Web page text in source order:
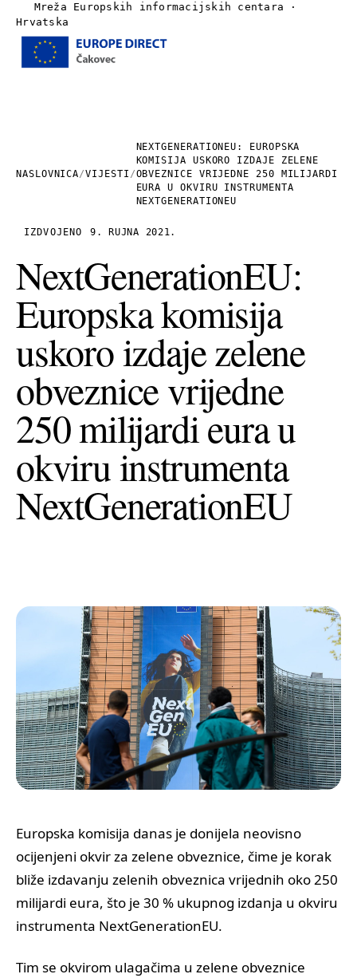
Mreža Europskih informacijskih centara ·
Hrvatska
Publikacije
Linkovi
Kontakt
+385 (0)40 374 016 info@europedirect-cakovec.eu
NASLOVNICA/VIJESTI /
NEXTGENERATIONEU: EUROPSKA
KOMISIJA USKORO IZDAJE ZELENE
OBVEZNICE VRIJEDNE 250 MILIJARDI
EURA U OKVIRU INSTRUMENTA
NEXTGENERATIONEU
IZDVOJENO 9. RUJNA 2021.
NextGenerationEU:
Europska komisija
uskoro izdaje zelene
obveznice vrijedne
250 milijardi eura u
okviru instrumenta
NextGenerationEU
Europska komisija danas je donijela neovisno
ocijenjeni okvir za zelene obveznice, čime je korak
bliže izdavanju zelenih obveznica vrijednih oko 250
milijardi eura, što je 30 % ukupnog izdanja u okviru
instrumenta NextGenerationEU.
Tim se okvirom ulagačima u zelene obveznice